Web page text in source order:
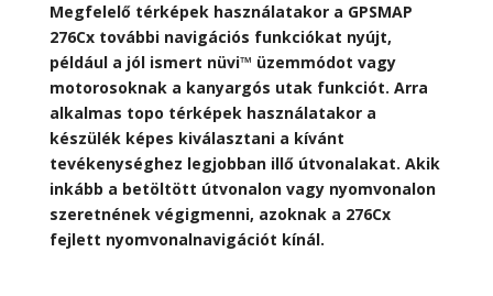
Megfelelő térképek használatakor a GPSMAP
276Cx további navigációs funkciókat nyújt,
például a jól ismert nüvi™ üzemmódot vagy
motorosoknak a kanyargós utak funkciót. Arra
alkalmas topo térképek használatakor a
készülék képes kiválasztani a kívánt
tevékenységhez legjobban illő útvonalakat. Akik
inkább a betöltött útvonalon vagy nyomvonalon
szeretnének végigmenni, azoknak a 276Cx
fejlett nyomvonalnavigációt kínál.